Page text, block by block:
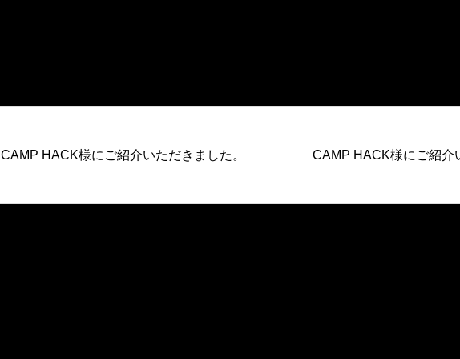
CAMP HACK様にご紹介いただきました。 CAMP HACK様にご紹介